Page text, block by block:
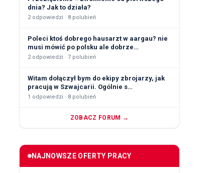
dnia? Jak to działa?
2odpowiedzi · 8 polubień
Poleci ktoś dobrego hausarzt w aargau? nie
musi mówić po polsku ale dobrze…
2odpowiedzi · 7 polubień
Witam dołączył bym do ekipy zbrojarzy, jak
pracują w Szwajcarii. Ogólnie s…
1 odpowiedzi · 8 polubień
ZOBACZ FORUM →
NAJNOWSZE OFERTY PRACY